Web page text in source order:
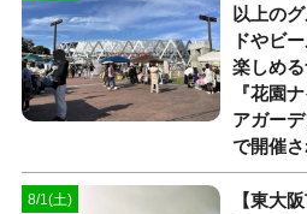
以上の
ドやビ
楽しめ
『花園
アガー
で開催さ
8/1(土)
【東大